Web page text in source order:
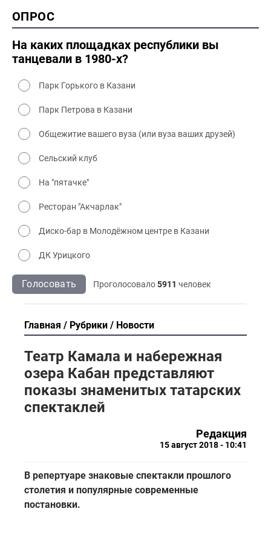
2000 промышленность
2000 культура
ОПРОС
На каких площадках республики вы
танцевали в 1980-х?
Парк Горького в Казани
Парк Петрова в Казани
Общежитие вашего вуза (или вуза ваших друзей)
Сельский клуб
На "пятачке"
Ресторан "Акчарлак"
Диско-бар в Молодёжном центре в Казани
ДК Урицкого
Голосовать Проголосовало5911 человек
Главная Рубрики Новости
Театр Камала и набережная
озера Кабан представляют
показы знаменитых татарских
спектаклей
Редакция
15 август 2018 - 10:41
В репертуаре знаковые спектакли прошлого
столетия и популярные современные
постановки.